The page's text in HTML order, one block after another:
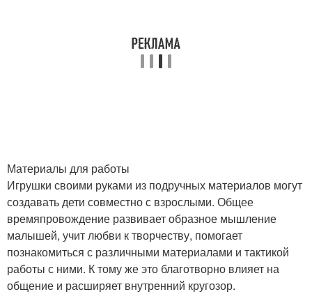
Материалы для работы
Игрушки своими руками из подручных материалов могут
создавать дети совместно с взрослыми. Общее
времяпровождение развивает образное мышление
малышей, учит любви к творчеству, помогает
познакомиться с различными материалами и тактикой
работы с ними. К тому же это благотворно влияет на
общение и расширяет внутренний кругозор.